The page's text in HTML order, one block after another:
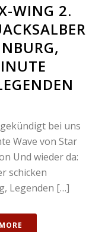
WING 2.
bei uns
Wave von Star
Und wieder da:
schicken
Legenden […]